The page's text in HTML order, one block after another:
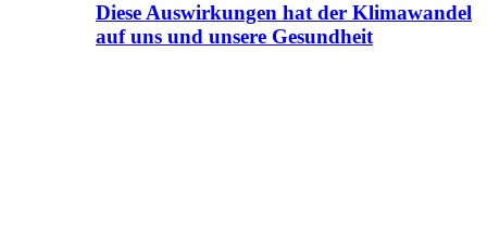
Diese Auswirkungen hat der Klimawandel
auf uns und unsere Gesundheit